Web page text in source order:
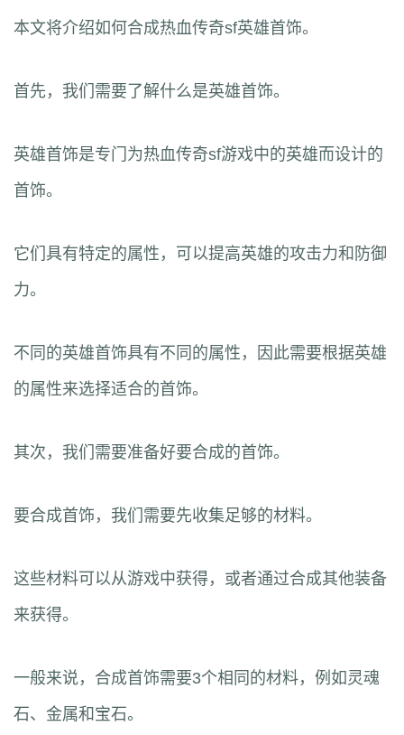
本文将介绍如何合成热血传奇sf英雄首饰。
首先，我们需要了解什么是英雄首饰。
英雄首饰是专门为热血传奇sf游戏中的英雄而设计的
首饰。
它们具有特定的属性，可以提高英雄的攻击力和防御
力。
不同的英雄首饰具有不同的属性，因此需要根据英雄
的属性来选择适合的首饰。
其次，我们需要准备好要合成的首饰。
要合成首饰，我们需要先收集足够的材料。
这些材料可以从游戏中获得，或者通过合成其他装备
来获得。
一般来说，合成首饰需要3个相同的材料，例如灵魂
石、金属和宝石。